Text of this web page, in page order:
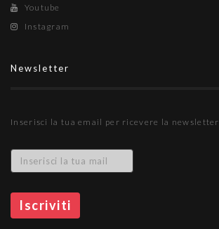
Youtube
Instagram
Newsletter
Inserisci la tua email per ricevere la newsletter